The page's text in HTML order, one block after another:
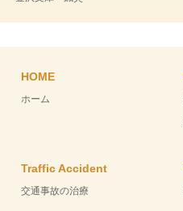
HOME
ホーム
Traffic Accident
交通事故の治療